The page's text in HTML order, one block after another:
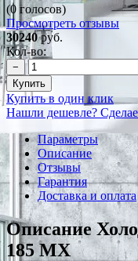
(0 голосов)
Просмотреть отзывы
30240руб.
Кол-во:
−
Купить
Купить в один клик
Нашли дешевле?
Параметры
Описание
Отзывы
Гарантия
Доставка и оплата
Описание
185 MX